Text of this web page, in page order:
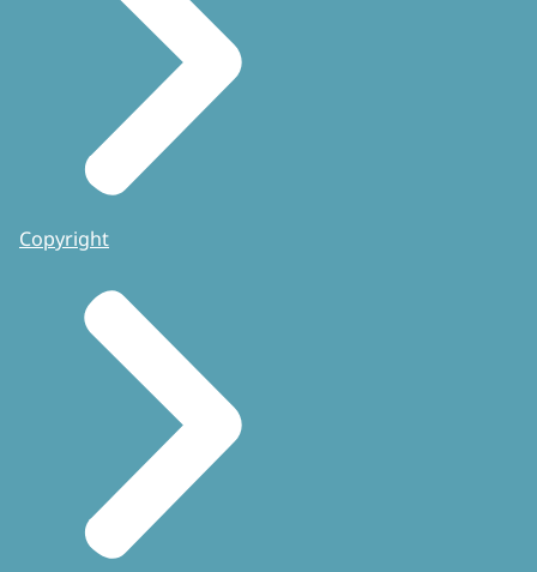
Copyright